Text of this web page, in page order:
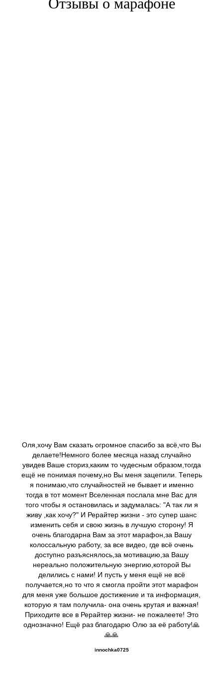
Оля,хочу Вам сказать огромное спасибо за всё,что Вы
делаете!Немного более месяца назад случайно
увидев Ваше сториз,каким то чудесным образом,тогда
ещё не понимая почему,но Вы меня зацепили. Теперь
я понимаю,что случайностей не бывает и именно
тогда в тот момент Вселенная послала мне Вас для
того чтобы я остановилась и задумалась: "А так ли я
живу ,как хочу?" И Рерайтер жизни - это супер шанс
изменить себя и свою жизнь в лучшую сторону! Я
очень благодарна Вам за этот марафон,за Вашу
колоссальную работу, за все видео, где всё очень
доступно разъяснялось,за мотивацию,за Вашу
нереально положительную энергию,которой Вы
делились с нами! И пусть у меня ещё не всё
получается,но то что я смогла пройти этот марафон
для меня уже большое достижение и та информация,
которую я там получила- она очень крутая и важная!
Приходите все в Рерайтер жизни- не пожалеете! Это
однозначно! Ещё раз благодарю Олю за её работу!🙏
🙏🙏
innochka0725